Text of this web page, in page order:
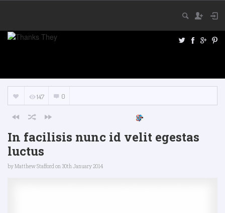
147 0
In facilisis nunc id velit egestas
luctus
byMatthew Staffordon 30th January 2014